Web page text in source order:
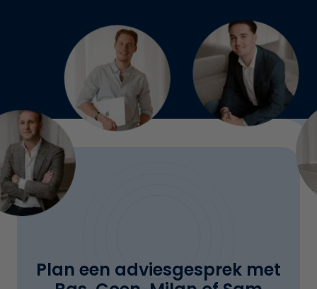
Plan een adviesgesprek met